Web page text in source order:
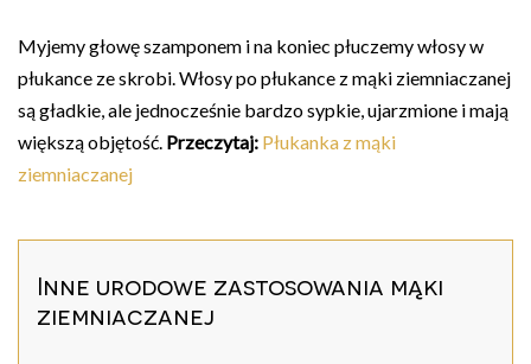
Myjemy głowę szamponem i na koniec płuczemy włosy w
płukance ze skrobi. Włosy po płukance z mąki ziemniaczanej
są gładkie, ale jednocześnie bardzo sypkie, ujarzmione i mają
większą objętość. Przeczytaj: Płukanka z mąki
ziemniaczanej
Inne urodowe zastosowania mąki
ziemniaczanej